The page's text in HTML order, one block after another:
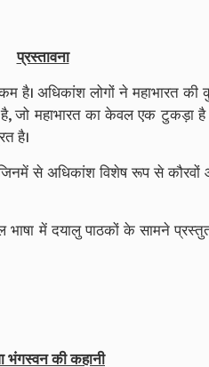
प्रस्तावना
है। अधिकांश लोगों ने महाभारत की
है, जो महाभारत का केवल एक
है।
से अधिकांश विशेष रूप से कौरवों
में दयालु पाठकों के सामने
भंगस्वन की कहानी